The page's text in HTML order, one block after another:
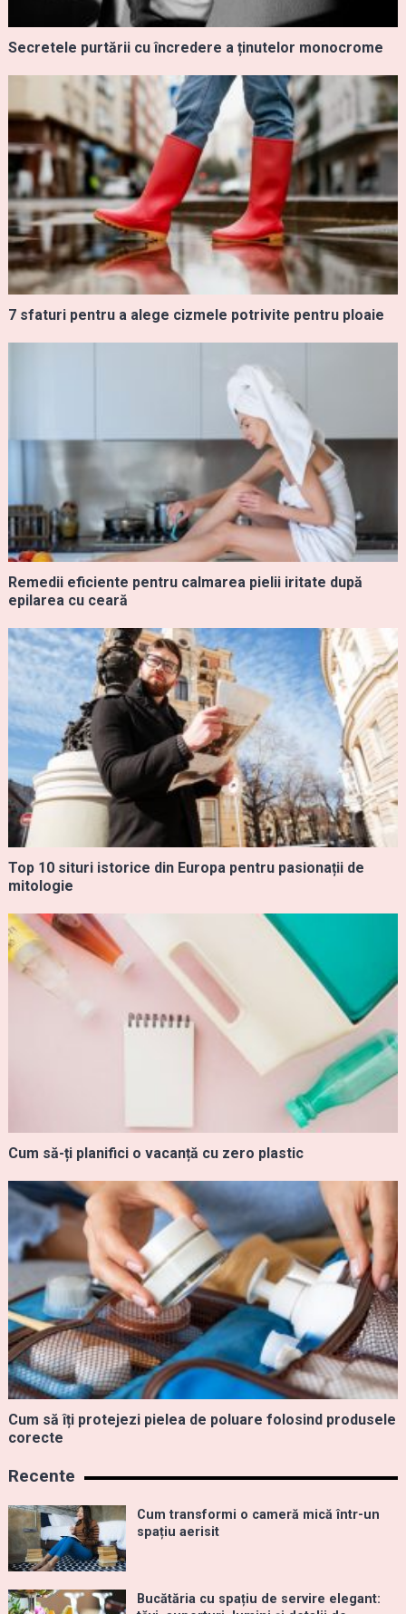
Secretele purtării cu încredere a ținutelor monocrome
7 sfaturi pentru a alege cizmele potrivite pentru ploaie
Remedii eficiente pentru calmarea pielii iritate după
epilarea cu ceară
Top 10 situri istorice din Europa pentru pasionații de
mitologie
Cum să-ți planifici o vacanță cu zero plastic
Cum să îți protejezi pielea de poluare folosind produsele
corecte
Recente
Cum transformi o cameră mică într-un
spațiu aerisit
Bucătăria cu spațiu de servire elegant: